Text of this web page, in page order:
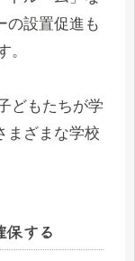
の設置促進も
。
どもたちが学
まざまな学校
する